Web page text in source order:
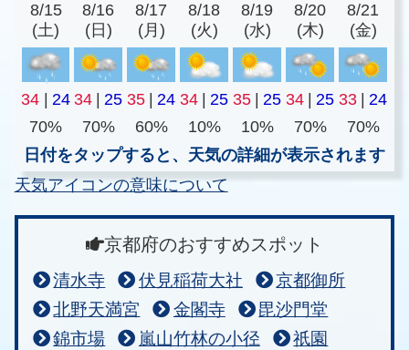
8/15
(土)
8/16
(日)
8/17
(月)
8/18
(火)
8/19
(水)
8/20
(木)
8/21
(金)
34 24 34 25 35 24 34 25 35 25 34 25 33
24
70%
70% 60% 10% 10% 70%
70%
日付をタップすると、天気の詳細が表示されます
天気アイコンの意味について
京都府のおすすめスポット
清水寺 伏見稲荷大社
京都御所
北野天満宮
金閣寺
毘沙門堂
錦市場
嵐山竹林の小径
祇園